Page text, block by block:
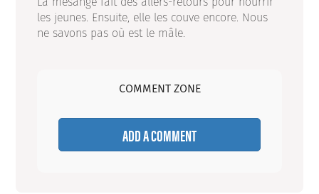
les jeunes. Ensuite, elle les couve encore. Nous
ne savons pas où est le mâle.
COMMENT ZONE
ADD A COMMENT